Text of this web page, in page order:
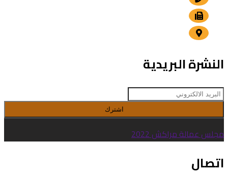
النشرة البريدية
اشترك
مجلس عمالة مراكش 2022
اتصال